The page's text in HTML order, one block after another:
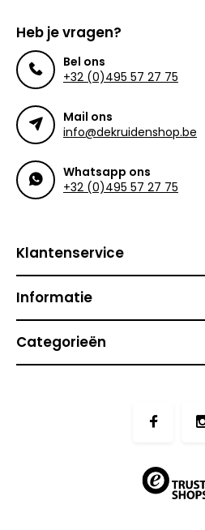
Heb je vragen?
Bel ons
+32 (0)495 57 27 75
Mail ons
info@dekruidenshop.be
Whatsapp ons
+32 (0)495 57 27 75
Klantenservice
Informatie
Categorieën